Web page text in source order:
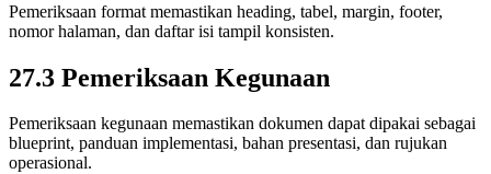
Pemeriksaan format memastikan heading, tabel, margin, footer,
nomor halaman, dan daftar isi tampil konsisten.
27.3 Pemeriksaan Kegunaan
Pemeriksaan kegunaan memastikan dokumen dapat dipakai sebagai
blueprint, panduan implementasi, bahan presentasi, dan rujukan
operasional.